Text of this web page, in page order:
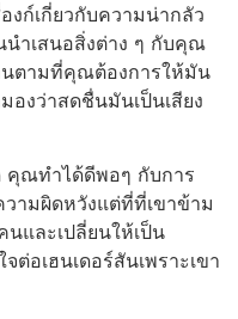
งก์เกี่ยวกับความน่ากลัว
ำเสนอสิ่งต่าง ๆ กับคุณ
นตามที่คุณต้องการให้มัน
องว่าสดชื่นมันเป็นเสียง
คุณทำได้ดีพอๆ กับการ
มผิดหวังแต่ที่ที่เขาข้าม
และเปลี่ยนให้เป็น
อเฮนเดอร์สันเพราะเขา